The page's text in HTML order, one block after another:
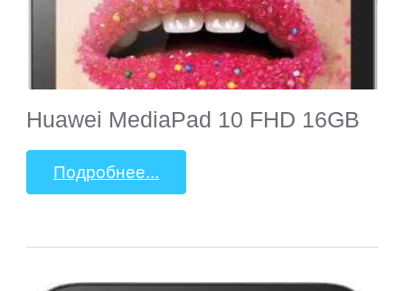
Huawei MediaPad 10 FHD 16GB
Подробнее...